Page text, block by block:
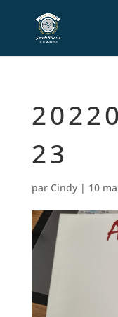
23
par Cindy| 10